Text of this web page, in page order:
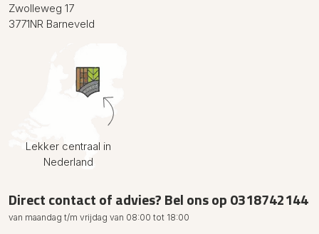
Zwolleweg 17
3771NR Barneveld
Lekker centraal in
Nederland
Direct contact of advies? Bel ons op0318742144
van maandag t/m vrijdag van 08:00 tot 18:00